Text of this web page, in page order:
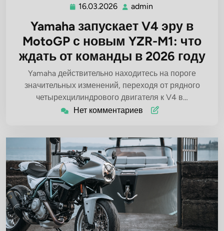
16.03.2026 16.03.2026
admin
Yamaha запускает V4 эру в
MotoGP с новым YZR-M1: что
ждать от команды в 2026 году
Yamaha действительно находитесь на пороге
значительных изменений, переходя от рядного
четырехцилиндрового двигателя к V4 в…
Нет комментариев